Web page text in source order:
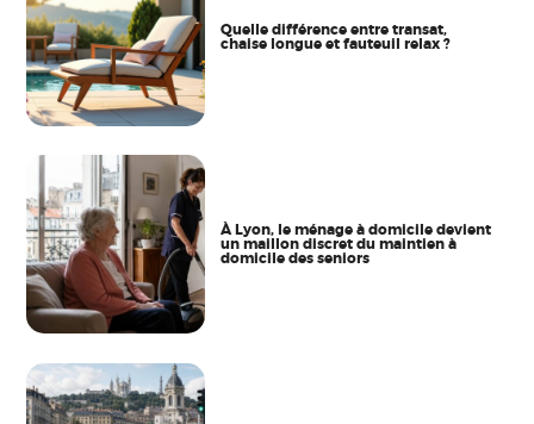
Quelle différence entre transat,
chaise longue et fauteuil relax ?
À Lyon, le ménage à domicile devient
un maillon discret du maintien à
domicile des seniors